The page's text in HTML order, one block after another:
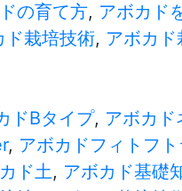
の育て方, アボカド
ド栽培技術, アボカ
ドBタイプ, アボカ
, アボカドフィトフト
ド土, アボカド基礎